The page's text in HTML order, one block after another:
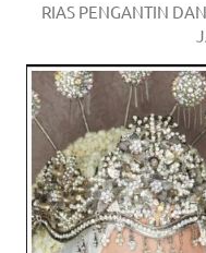
RIAS PENGANTIN